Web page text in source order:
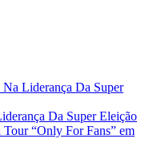
Liderança Da Super
Da Super Eleição
“Only For Fans” em